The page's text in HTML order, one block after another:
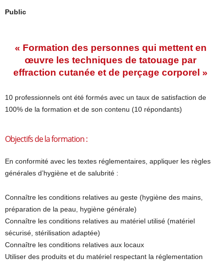
Public
« Formation des personnes qui mettent en
œuvre les techniques de tatouage par
effraction cutanée et de perçage corporel »
10 professionnels ont été formés avec un taux de satisfaction de
100% de la formation et de son contenu (10 répondants)
Objectifs de la formation :
En conformité avec les textes réglementaires, appliquer les règles
générales d’hygiène et de salubrité :
Connaître les conditions relatives au geste (hygiène des mains,
préparation de la peau, hygiène générale)
Connaître les conditions relatives au matériel utilisé (matériel
sécurisé, stérilisation adaptée)
Connaître les conditions relatives aux locaux
Utiliser des produits et du matériel respectant la réglementation